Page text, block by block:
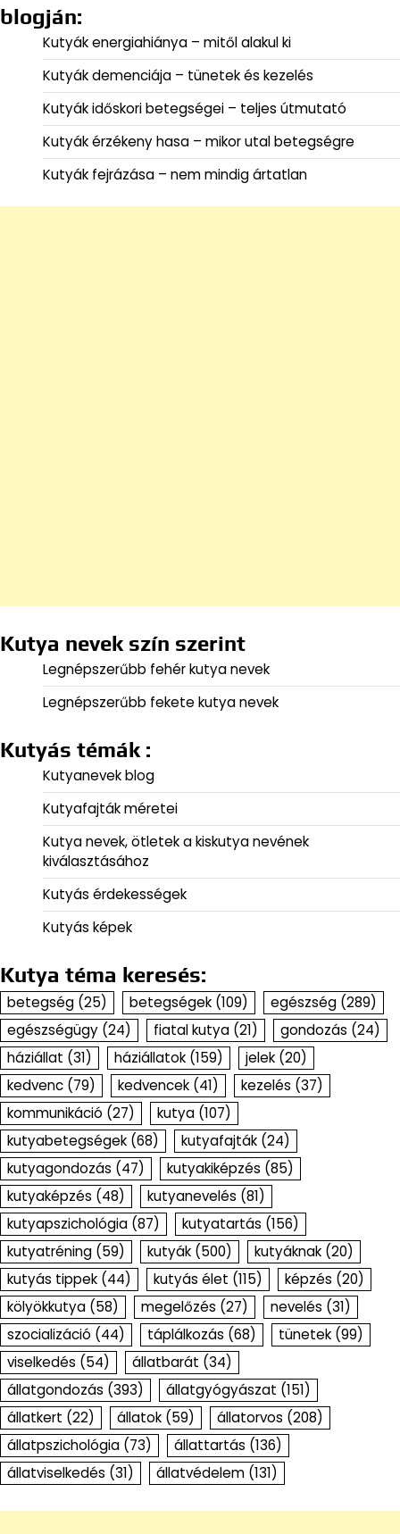
blogján:
Kutyák energiahiánya – mitől alakul ki
Kutyák demenciája – tünetek és kezelés
Kutyák időskori betegségei – teljes útmutató
Kutyák érzékeny hasa – mikor utal betegségre
Kutyák fejrázása – nem mindig ártatlan
Kutya nevek szín szerint
Legnépszerűbb fehér kutya nevek
Legnépszerűbb fekete kutya nevek
Kutyás témák :
Kutyanevek blog
Kutyafajták méretei
Kutya nevek, ötletek a kiskutya nevének
kiválasztásához
Kutyás érdekességek
Kutyás képek
Kutya téma keresés:
betegség (25) betegségek (109) egészség (289)
egészségügy (24) fiatal kutya (21) gondozás (24)
háziállat (31) háziállatok (159) jelek (20)
kedvenc (79) kedvencek (41) kezelés (37)
kommunikáció (27) kutya (107)
kutyabetegségek (68) kutyafajták (24)
kutyagondozás (47) kutyakiképzés (85)
kutyaképzés (48) kutyanevelés (81)
kutyapszichológia (87) kutyatartás (156)
kutyatréning (59) kutyák (500) kutyáknak (20)
kutyás tippek (44) kutyás élet (115) képzés (20)
kölyökkutya (58) megelőzés (27) nevelés (31)
szocializáció (44) táplálkozás (68) tünetek (99)
viselkedés (54) állatbarát (34)
állatgondozás (393) állatgyógyászat (151)
állatkert (22) állatok (59) állatorvos (208)
állatpszichológia (73) állattartás (136)
állatviselkedés (31) állatvédelem (131)